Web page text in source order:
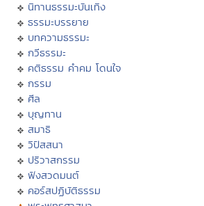
นิทานธรรมะบันเทิง
ธรรมะบรรยาย
บทความธรรมะ
กวีธรรมะ
คติธรรม คำคม โดนใจ
กรรม
ศีล
บุญทาน
สมาธิ
วิปัสสนา
ปริวาสกรรม
ฟังสวดมนต์
คอร์สปฏิบัติธรรม